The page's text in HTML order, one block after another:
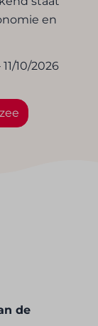
en
10/2026
de